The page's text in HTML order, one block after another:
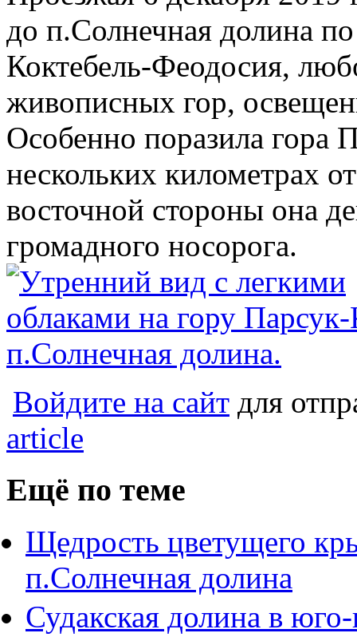
до п.Солнечная долина по
Коктебель-Феодосия,
живописных гор,
Особенно поразила гора
нескольких километрах
восточной стороны она
громадного носорога.
Войдите на сайт для
article
Ещё по теме
Щедрость цветущего
п.Солнечная долина
Судакская долина в